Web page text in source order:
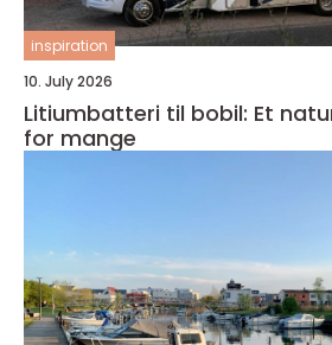
inspiration
10. July 2026
Litiumbatteri til bobil: Et
for mange